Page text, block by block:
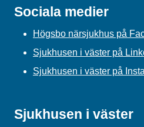
Sociala medier
Högsbo närsjukhus på
Sjukhusen i väster på
Sjukhusen i väster på
Sjukhusen i väster